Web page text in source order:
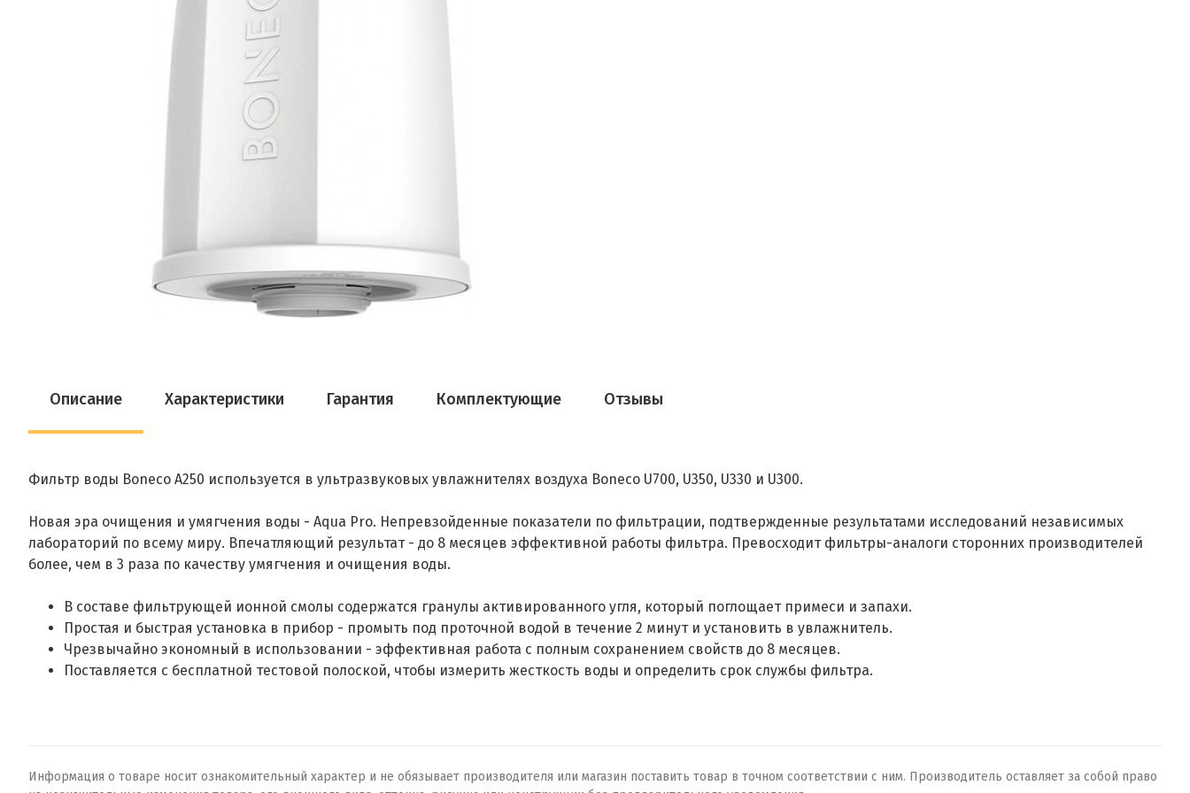
Описание Характеристики Гарантия Комплектующие Отзывы
Фильтр воды Boneco A250 используется в ультразвуковых увлажнителях воздуха Boneco U700, U350, U330 и U300.
Новая эра очищения и умягчения воды - Aqua Pro. Непревзойденные показатели по фильтрации, подтвержденные результатами исследований независимых
лабораторий по всему миру. Впечатляющий результат - до 8 месяцев эффективной работы фильтра. Превосходит фильтры-аналоги сторонних производителей
более, чем в 3 раза по качеству умягчения и очищения воды.
В составе фильтрующей ионной смолы содержатся гранулы активированного угля, который поглощает примеси и запахи.
Простая и быстрая установка в прибор - промыть под проточной водой в течение 2 минут и установить в увлажнитель.
Чрезвычайно экономный в использовании - эффективная работа с полным сохранением свойств до 8 месяцев.
Поставляется с бесплатной тестовой полоской, чтобы измерить жесткость воды и определить срок службы фильтра.
Информация о товаре носит ознакомительный характер и не обязывает производителя или магазин поставить товар в точном соответствии с ним. Производитель оставляет за собой право